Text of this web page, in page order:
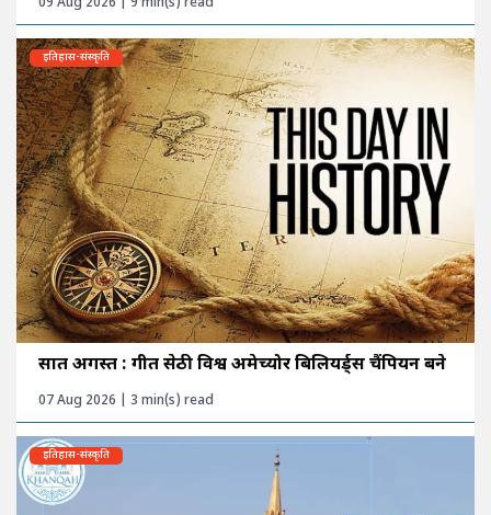
इतिहास-संस्कृति
सात अगस्त : गीत सेठी विश्व अमेच्योर बिलियर्ड्स चैंपियन बने
07 Aug 2026 | 3 min(s) read
इतिहास-संस्कृति